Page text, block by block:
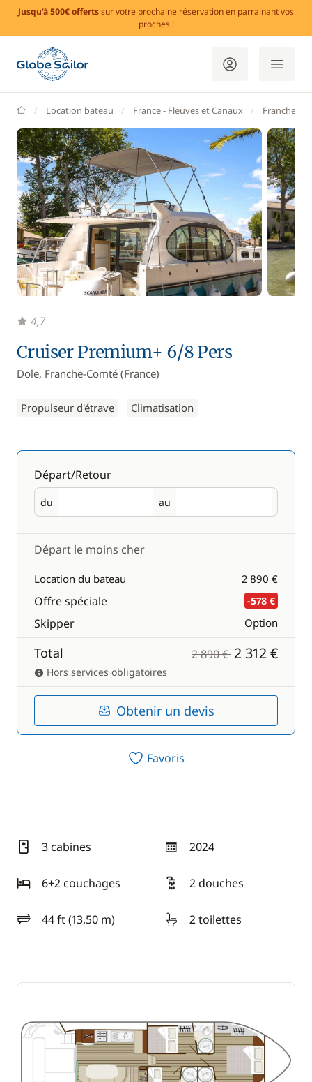
Jusqu'à 500€ offertssur votre prochaine réservation en parrainant vos
proches !
GlobeSailor
Location bateau France - Fleuves et Canaux Franche-
Cruiser Premium+ 6/8 Pers
Dole, Franche-Comté (France)
Propulseur d'étrave Climatisation
4,7
Départ/Retour
du
Départ au
Retour
Départ le moins cher
Location du bateau 2 890 €
Offre spéciale -578 €
Skipper Option
Total 2 890 €2 312 €
Hors services obligatoires
Obtenir un devis
Favoris
3 cabines 2024
année
6+2 couchages
2 douches
44 ft (13,50 m)
longueur 2 toilettes